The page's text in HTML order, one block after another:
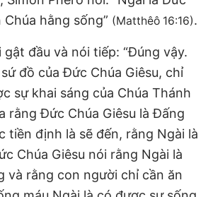
hằng sống” (Matthêô 16:16).
đầu và nói tiếp: “Đúng vậy.
đồ của Đức Chúa Giêsu, chỉ
sự khai sáng của Chúa Thánh
rằng Đức Chúa Giêsu là Đấng
tiền định là sẽ đến, rằng Ngài là
Chúa Giêsu nói rằng Ngài là
và rằng con người chỉ cần ăn